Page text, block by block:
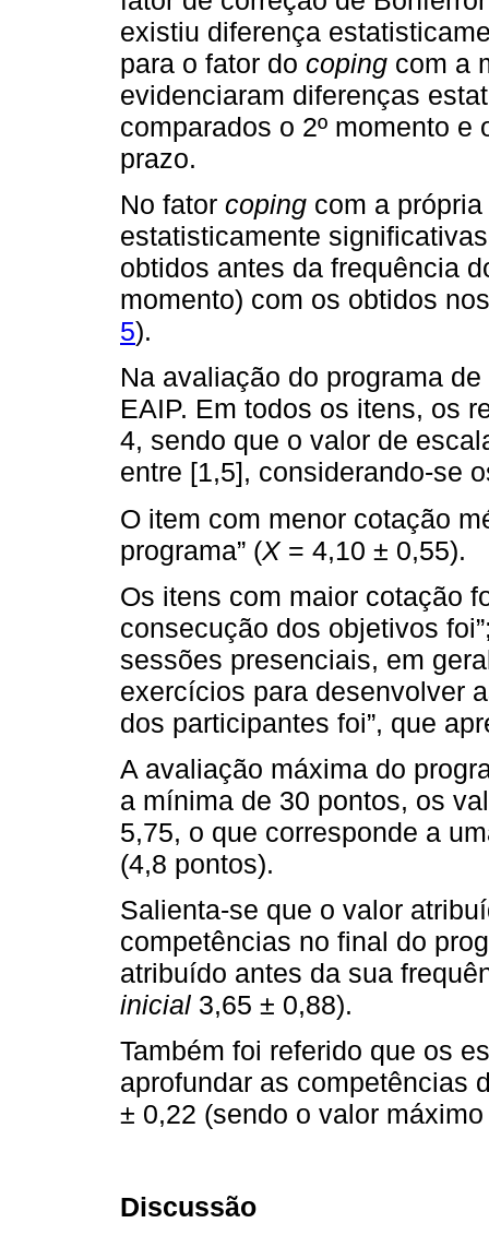
existiu diferença
para o fator do coping com a
evidenciaram diferenças
comparados o 2º momento e
prazo.
No fator coping com a
estatisticamente
obtidos antes da frequência
momento) com os obtidos
5).
Na avaliação do programa
EAIP. Em todos os itens, os
4, sendo que o valor de
entre [1,5], considerando-se
O item com menor cotação
programa” (X= 4,10 ± 0,55).
Os itens com maior cotação
consecução dos objetivos
sessões presenciais, em
exercícios para desenvolver
dos participantes foi”, que
A avaliação máxima do
a mínima de 30 pontos, os
5,75, o que corresponde a
(4,8 pontos).
Salienta-se que o valor
competências no final do
atribuído antes da sua
inicial 3,65 ± 0,88).
Também foi referido que os
aprofundar as competências
± 0,22 (sendo o valor
Discussão